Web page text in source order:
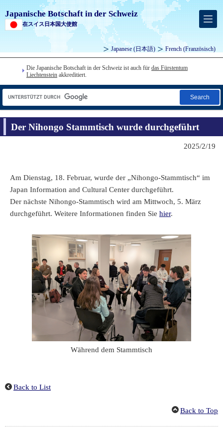
Japanische Botschaft in der Schweiz
在スイス日本国大使館
Japanese (日本語) French(Französisch)
Die Japanische Botschaft in der Schweiz ist auch für das Fürstentum
Liechtenstein akkreditiert.
Search
Der Nihongo Stammtisch wurde durchgeführt
2025/2/19
Während dem Stammtisch
Am Dienstag, 18. Februar, wurde der „Nihongo-Stammtisch“ im
Japan Information and Cultural Center durchgeführt.
Der nächste Nihongo-Stammtisch wird am Mittwoch, 5. März
durchgeführt. Weitere Informationen finden Sie hier.
Back to List
Back to Top